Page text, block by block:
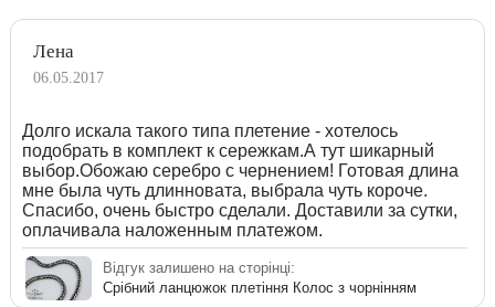
Лена
06.05.2017
Долго искала такого типа плетение - хотелось
подобрать в комплект к сережкам.А тут шикарный
выбор.Обожаю серебро с чернением! Готовая длина
мне была чуть длинновата, выбрала чуть короче.
Спасибо, очень быстро сделали. Доставили за сутки,
оплачивала наложенным платежом.
Відгук залишено на сторінці:
Срібний ланцюжок плетіння Колос з чорнінням